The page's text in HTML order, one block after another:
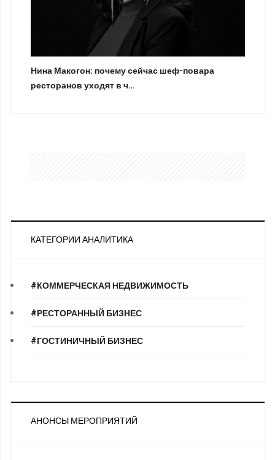
Нина Макогон: почему сейчас шеф-повара
ресторанов уходят в ч…
КАТЕГОРИИ АНАЛИТИКА
#КОММЕРЧЕСКАЯ НЕДВИЖИМОСТЬ
#РЕСТОРАННЫЙ БИЗНЕС
#ГОСТИНИЧНЫЙ БИЗНЕС
АНОНСЫ МЕРОПРИЯТИЙ